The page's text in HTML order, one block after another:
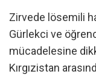
Zirvede lösemili
Gürlekci ve
mücadelesine
Kırgızistan